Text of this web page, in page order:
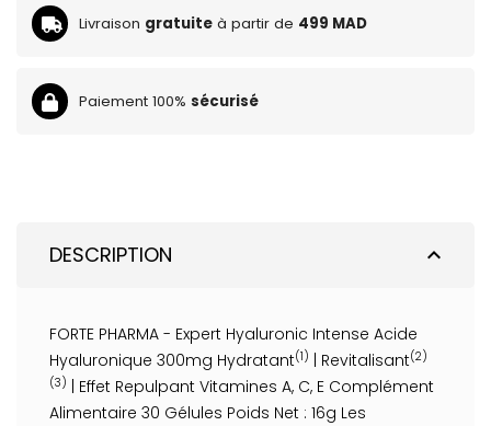
Livraison gratuite à partir de 499 MAD
Paiement 100% sécurisé
expand_less
DESCRIPTION
FORTE PHARMA - Expert Hyaluronic Intense Acide
Hyaluronique 300mg Hydratant(1) | Revitalisant(2)
(3)
| Effet Repulpant Vitamines A, C, E Complément
Alimentaire 30 Gélules Poids Net : 16g Les